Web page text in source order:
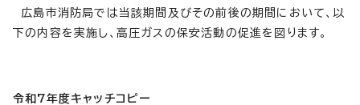
広島市消防局では当該期間及びその前後の期間において、以
下の内容を実施し、高圧ガスの保安活動の促進を図ります。
令和7年度キャッチコピー